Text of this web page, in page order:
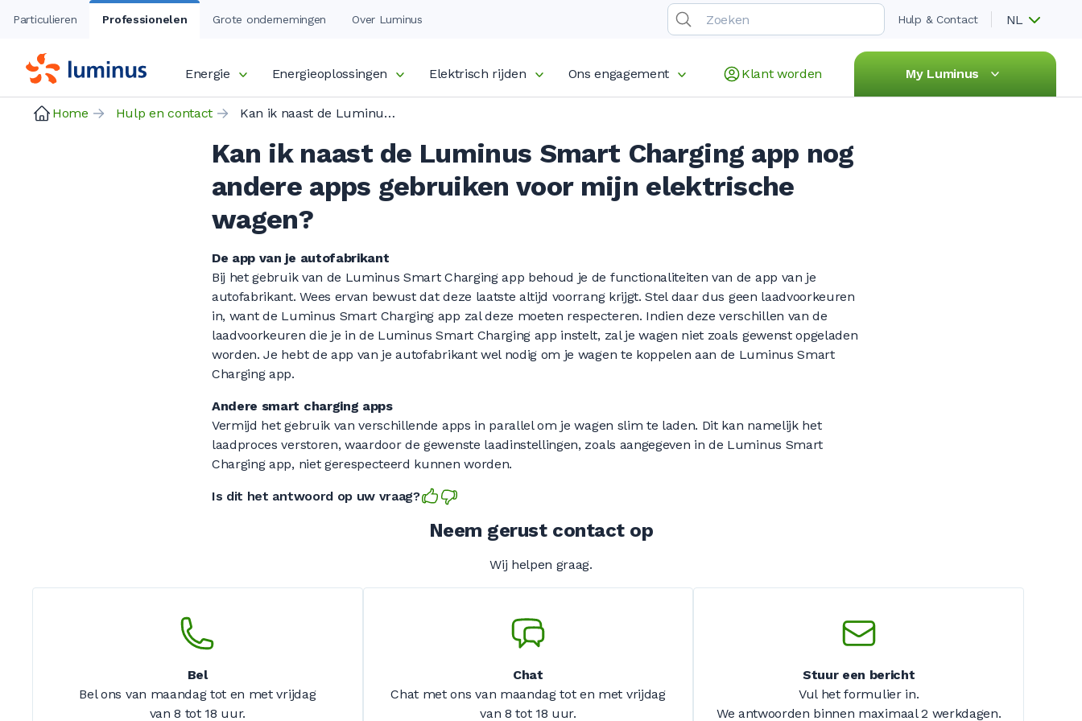
Particulieren Professionelen Grote ondernemingen Over Luminus Hulp & Contact NL
Energie Energieoplossingen Elektrisch rijden Ons engagement Klant worden My Luminus
Home Hulp en contact Kan ik naast de Luminus Smart Charging app nog andere apps gebruiken voor mijn elektrische wagen?
Kan ik naast de Luminus Smart Charging app nog
andere apps gebruiken voor mijn elektrische
wagen?
De app van je autofabrikant
Bij het gebruik van de Luminus Smart Charging app behoud je de functionaliteiten van de app van je
autofabrikant. Wees ervan bewust dat deze laatste altijd voorrang krijgt. Stel daar dus geen laadvoorkeuren
in, want de Luminus Smart Charging app zal deze moeten respecteren. Indien deze verschillen van de
laadvoorkeuren die je in de Luminus Smart Charging app instelt, zal je wagen niet zoals gewenst opgeladen
worden. Je hebt de app van je autofabrikant wel nodig om je wagen te koppelen aan de Luminus Smart
Charging app.
Andere smart charging apps
Vermijd het gebruik van verschillende apps in parallel om je wagen slim te laden. Dit kan namelijk het
laadproces verstoren, waardoor de gewenste laadinstellingen, zoals aangegeven in de Luminus Smart
Charging app, niet gerespecteerd kunnen worden.
Is dit het antwoord op uw vraag?
Neem gerust contact op
Wij helpen graag.
Bel
Bel ons van maandag tot en met vrijdag
van 8 tot 18 uur.
Chat
Chat met ons van maandag tot en met vrijdag
van 8 tot 18 uur.
Stuur een bericht
Vul het formulier in.
We antwoorden binnen maximaal2 werkdagen.